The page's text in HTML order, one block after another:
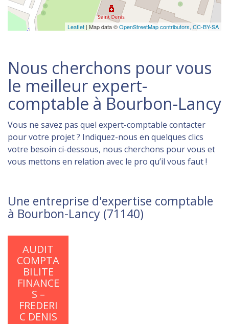
Leaflet | Map data ©OpenStreetMap contributors, CC-BY-SA
Nous cherchons pour vous
le meilleur expert-
comptable à Bourbon-Lancy
Vous ne savez pas quel expert-comptable contacter
pour votre projet ? Indiquez-nous en quelques clics
votre besoin ci-dessous, nous cherchons pour vous et
vous mettons en relation avec le pro qu’il vous faut !
Une entreprise d'expertise comptable
à Bourbon-Lancy (71140)
AUDIT
COMPTA
BILITE
FINANCE
S –
FREDERI
C DENIS